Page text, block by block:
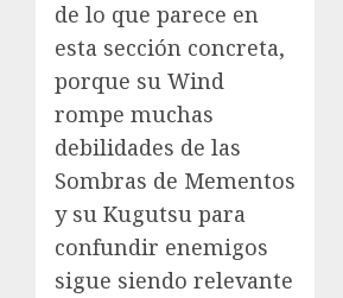
de lo que parece en
esta sección concreta,
porque su Wind
rompe muchas
debilidades de las
Sombras de Mementos
y su Kugutsu para
confundir enemigos
sigue siendo relevante